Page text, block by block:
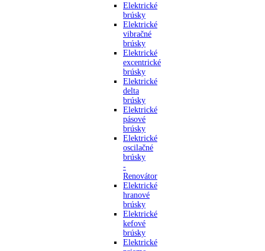
Elektrické
brúsky
Elektrické
vibračné
brúsky
Elektrické
excentrické
brúsky
Elektrické
delta
brúsky
Elektrické
pásové
brúsky
Elektrické
oscilačné
brúsky
-
Renovátor
Elektrické
hranové
brúsky
Elektrické
kefové
brúsky
Elektrické